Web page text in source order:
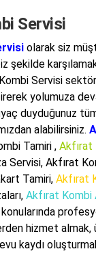
Servisi
olarak siz
şekilde
Servisi
yolumuza
duyduğunuz
alabilirsiniz.
Tamiri , Akfırat
Servisi, Akfırat
Tamiri, Akfırat
Akfırat Kombi
hizmet
kaydı